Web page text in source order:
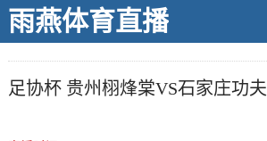
雨燕体育直播
足协杯 贵州栩烽棠VS石家庄功夫